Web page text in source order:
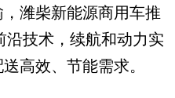
潍柴新能源商用车推
沿技术，续航和动力实
高效、节能需求。